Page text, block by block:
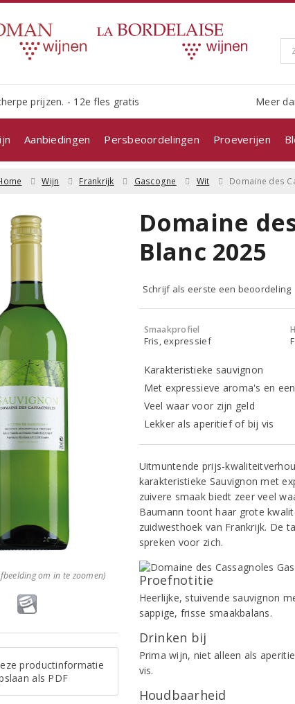
prijzen. - 12e fles gratis Meer
Aanbiedingen Persbeoordelingen Proeverijen
Wijn Frankrijk Gascogne Wit Domaine des
om in te zoomen)
productinformatie
als PDF
Domaine
Blanc 2025
Schrijf als eerste een beoordeling
Smaakprofiel
Fris, expressief
Karakteristieke sauvignon
Met expressieve aroma's en
Veel waar voor zijn geld
Lekker als aperitief of bij vis
Uitmuntende prijs-
karakteristieke Sauvignon met
zuivere smaak biedt zeer veel
Baumann toont haar grote
zuidwesthoek van Frankrijk. De
spreken voor zich.
Proefnotitie
Heerlijke, stuivende sauvignon
sappige, frisse smaakbalans.
Drinken bij
Prima wijn, niet alleen als
vis.
Houdbaarheid